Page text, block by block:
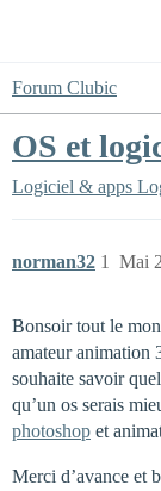
Forum Clubic
OS et
Logiciel & apps
norman32 Mai
1
Bonsoir tout le
amateur animation
souhaite savoir
qu’un os serais
photoshop et
Merci d’avance et